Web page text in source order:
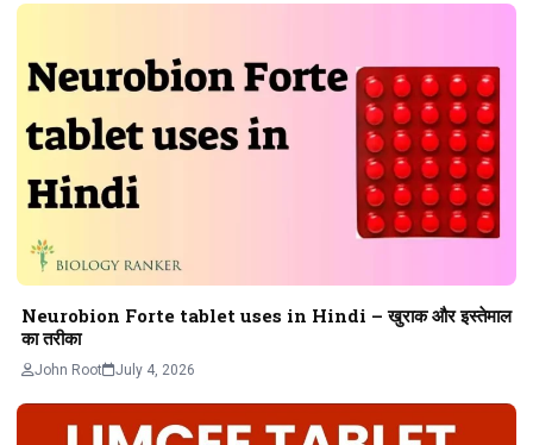
Neurobion Forte tablet uses in Hindi – खुराक और इस्तेमाल
का तरीका
John Root July 4, 2026